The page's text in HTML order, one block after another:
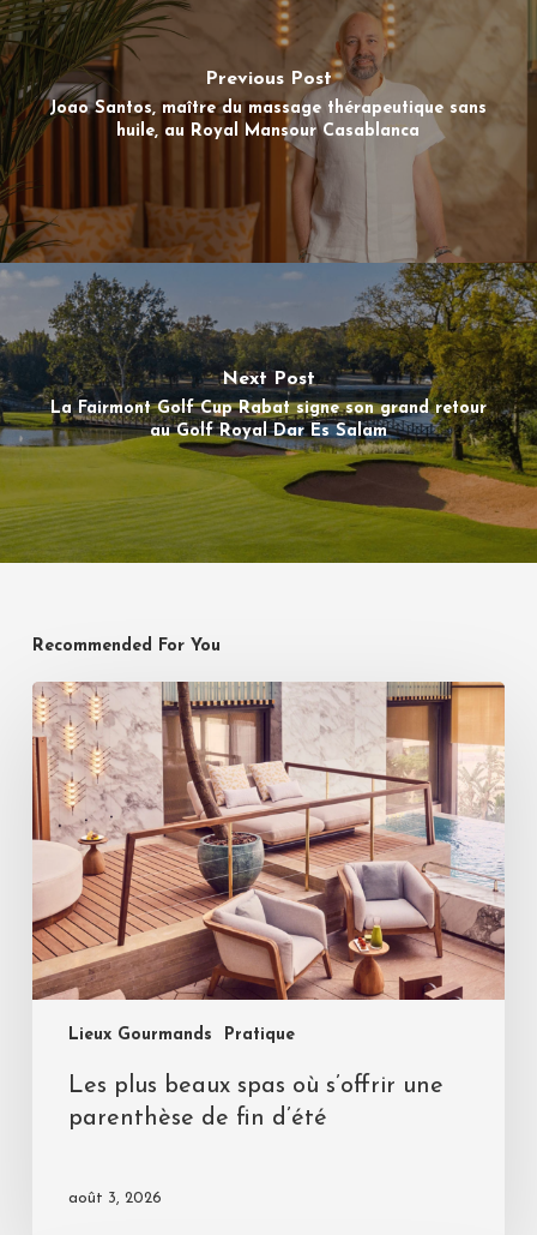
Previous Post
Joao Santos, maître du massage thérapeutique sans
huile, au Royal Mansour Casablanca
Next Post
La Fairmont Golf Cup Rabat signe son grand retour
au Golf Royal Dar Es Salam
Recommended For You
Lieux Gourmands Pratique
Les plus beaux spas où s’offrir une
parenthèse de fin d’été
août 3, 2026